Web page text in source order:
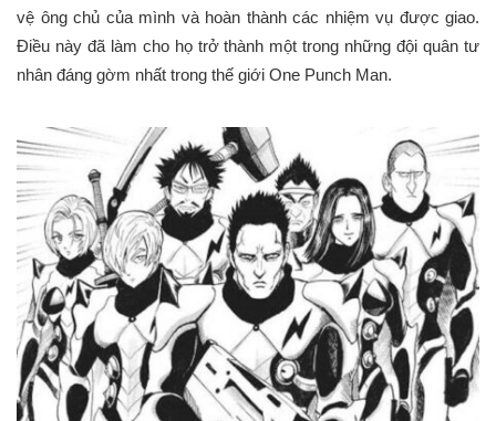
vệ ông chủ của mình và hoàn thành các nhiệm vụ được giao.
Điều này đã làm cho họ trở thành một trong những đội quân tư
nhân đáng gờm nhất trong thế giới One Punch Man.